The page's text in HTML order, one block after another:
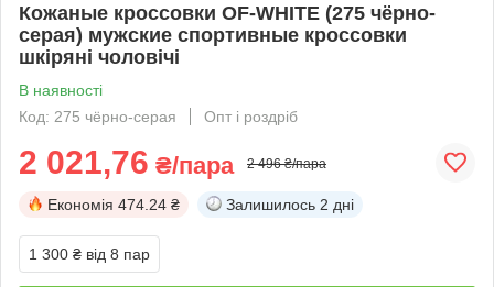
Кожаные кроссовки OF-WHITE (275 чёрно-
серая) мужские спортивные кроссовки
шкіряні чоловічі
В наявності
Код: 275 чёрно-серая
Опт і роздріб
2 021,76 ₴/пара 2 496 ₴/пара
Економія 474.24 ₴ Залишилось 2 дні
1 300 ₴ від 8 пар